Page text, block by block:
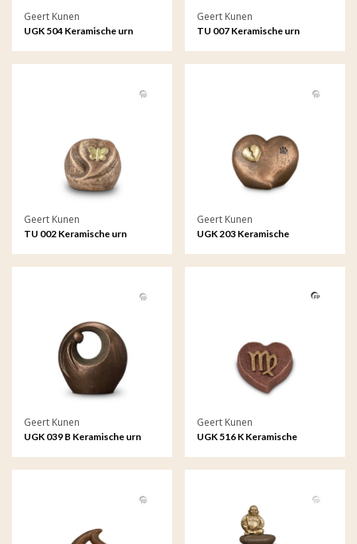
Geert Kunen
UGK 504 Keramische urn
Geert Kunen
TU 007 Keramische urn
Geert Kunen
TU 002 Keramische urn
Geert Kunen
UGK 203 Keramische
Geert Kunen
UGK 039 B Keramische urn
alleen
Geert Kunen
UGK 516 K Keramische